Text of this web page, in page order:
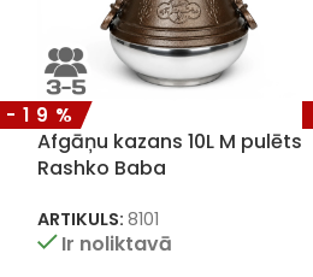
-19%
Afgāņu kazans 10L M pulēts
Rashko Baba
ARTIKULS: 8101
Ir noliktavā